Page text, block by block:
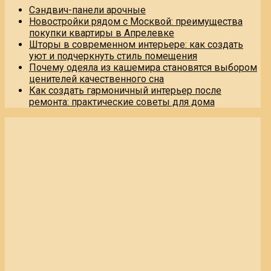
Сэндвич-панели арочные
Новостройки рядом с Москвой: преимущества
покупки квартиры в Апрелевке
Шторы в современном интерьере: как создать
уют и подчеркнуть стиль помещения
Почему одеяла из кашемира становятся выбором
ценителей качественного сна
Как создать гармоничный интерьер после
ремонта: практические советы для дома